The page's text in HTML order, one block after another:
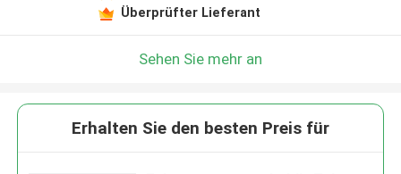
Überprüfter Lieferant
Sehen Sie mehr an
Erhalten Sie den besten Preis für